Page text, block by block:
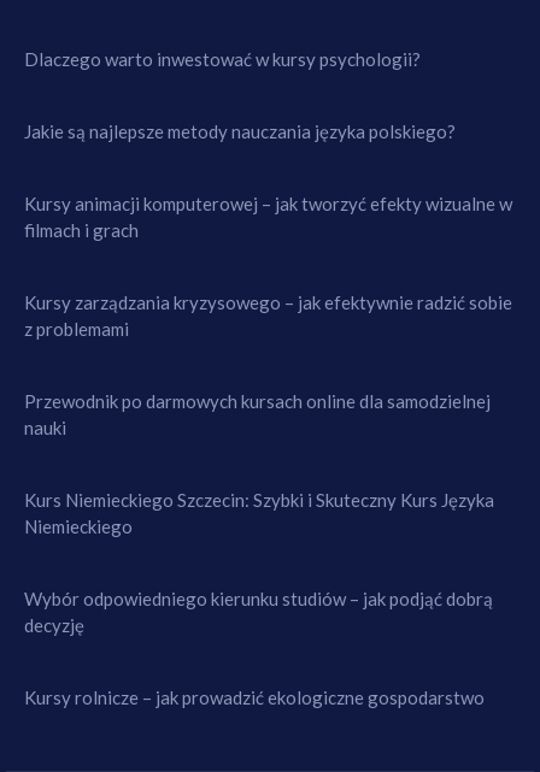
Dlaczego warto inwestować w kursy psychologii?
Jakie są najlepsze metody nauczania języka polskiego?
Kursy animacji komputerowej – jak tworzyć efekty wizualne w
filmach i grach
Kursy zarządzania kryzysowego – jak efektywnie radzić sobie
z problemami
Przewodnik po darmowych kursach online dla samodzielnej
nauki
Kurs Niemieckiego Szczecin: Szybki i Skuteczny Kurs Języka
Niemieckiego
Wybór odpowiedniego kierunku studiów – jak podjąć dobrą
decyzję
Kursy rolnicze – jak prowadzić ekologiczne gospodarstwo